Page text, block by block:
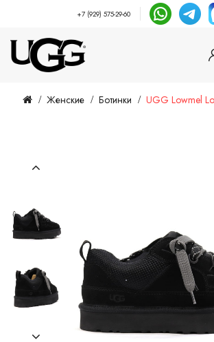
+7 (929) 575-29-60
Женские Ботинки UGG Lowmel